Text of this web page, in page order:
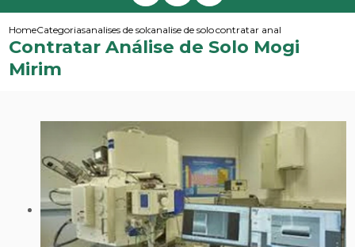
HomeCategoriasanalises de solos e sedimentosanalise de solo para metais pesados
contratar analise de solo
Contratar Análise de Solo Mogi
Mirim